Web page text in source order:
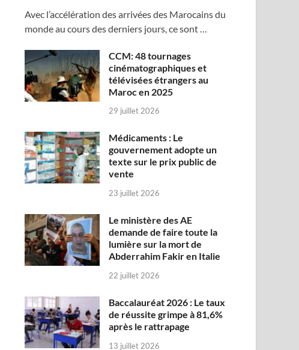
Avec l’accélération des arrivées des Marocains du
monde au cours des derniers jours, ce sont …
CCM: 48 tournages
cinématographiques et
télévisées étrangers au
Maroc en 2025
29 juillet 2026
Médicaments : Le
gouvernement adopte un
texte sur le prix public de
vente
23 juillet 2026
Le ministère des AE
demande de faire toute la
lumière sur la mort de
Abderrahim Fakir en Italie
22 juillet 2026
Baccalauréat 2026 : Le taux
de réussite grimpe à 81,6%
après le rattrapage
13 juillet 2026